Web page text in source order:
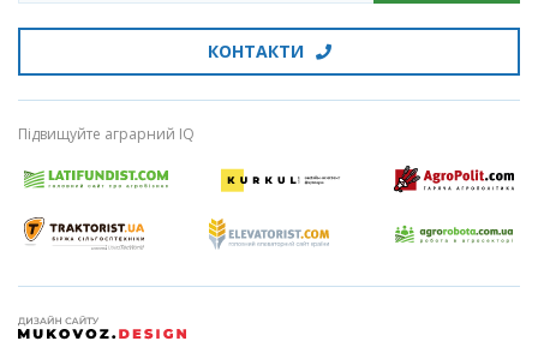
КОНТАКТИ
Підвищуйте аграрний IQ